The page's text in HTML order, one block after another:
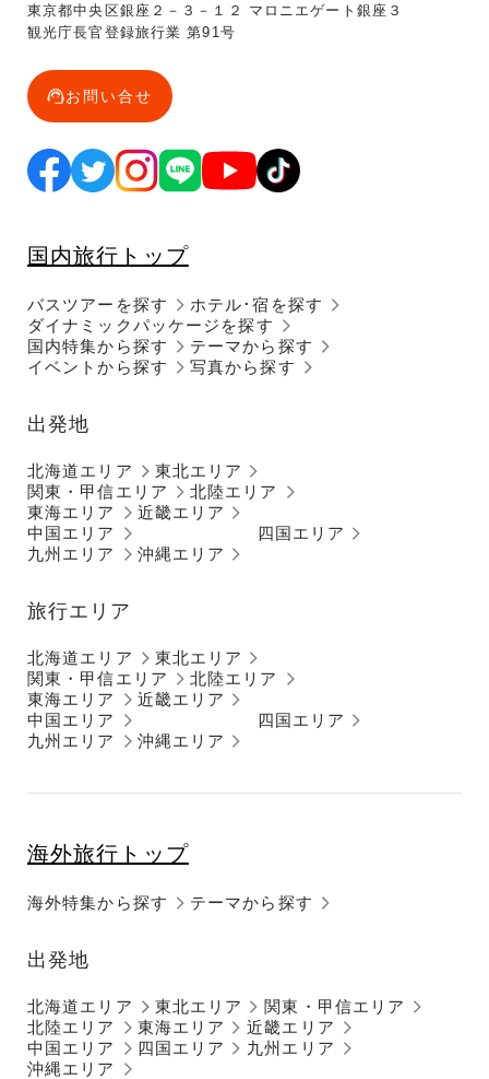
東京都中央区銀座２－３－１２ マロニエゲート銀座３
観光庁長官登録旅行業 第91号
お問い合せ
国内旅行トップ
バスツアーを探す
ダイナミックパッケージを探す
ホテル･宿を探す
国内特集から探す
テーマから探す
イベントから探す
写真から探す
出発地
北海道エリア
東北エリア
関東・甲信エリア
北陸エリア
東海エリア
近畿エリア
中国エリア
四国エリア
九州エリア
沖縄エリア
旅行エリア
北海道エリア
東北エリア
関東・甲信エリア
北陸エリア
東海エリア
近畿エリア
中国エリア
四国エリア
九州エリア
沖縄エリア
海外旅行トップ
海外特集から探す テーマから探す
出発地
北海道エリア 東北エリア
関東・甲信エリア
北陸エリア
東海エリア
近畿エリア
中国エリア
四国エリア
九州エリア
沖縄エリア